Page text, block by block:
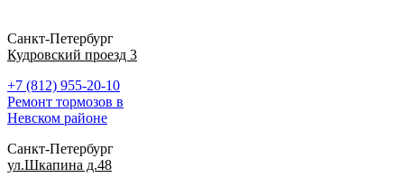
Санкт-Петербург
Кудровский проезд 3
+7 (812) 955-20-10
Ремонт тормозов в
Невском районе
Санкт-Петербург
ул.Шкапина д.48